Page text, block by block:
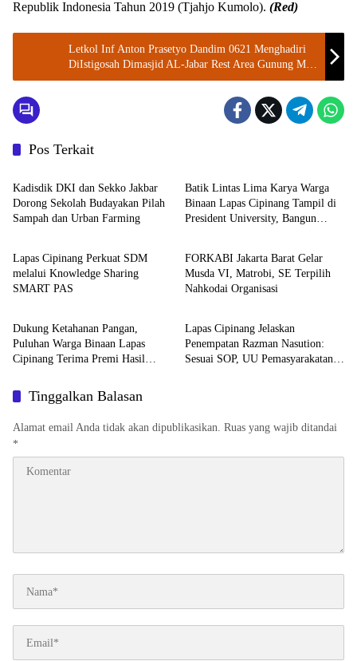
Republik Indonesia Tahun 2019 (Tjahjo Kumolo). (Red)
Letkol Inf Anton Prasetyo Dandim 0621 Menghadiri
DiIstigosah Dimasjid AL-Jabar Rest Area Gunung Mas
Tunggu Selatan Cisarua Dan Bersama PJ Bupati Bogor
Pos Terkait
Provinsi DKI Jakarta
Kadisdik DKI dan Sekko Jakbar
Dorong Sekolah Budayakan Pilah
Sampah dan Urban Farming
Batik Lintas Lima Karya Warga
Binaan Lapas Cipinang Tampil di
President University, Bangun
Lapas dan Rutan
Lapas Cipinang Perkuat SDM
melalui Knowledge Sharing
SMART PAS
Berita
FORKABI Jakarta Barat Gelar
Musda VI, Matrobi, SE Terpilih
Nahkodai Organisasi
Lapas dan Rutan
Dukung Ketahanan Pangan,
Puluhan Warga Binaan Lapas
Cipinang Terima Premi Hasil
Lapas dan Rutan
Lapas Cipinang Jelaskan
Penempatan Razman Nasution:
Sesuai SOP, UU Pemasyarakatan,
Tinggalkan Balasan
Alamat email Anda tidak akan dipublikasikan. Ruas yang wajib ditandai
*